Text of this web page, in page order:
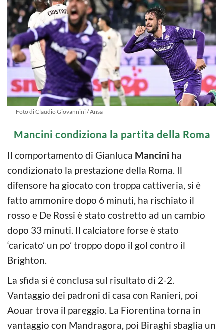
Foto di Claudio Giovannini / Ansa
Mancini condiziona la partita della Roma
Il comportamento di Gianluca Mancini ha
condizionato la prestazione della Roma. Il
difensore ha giocato con troppa cattiveria, si è
fatto ammonire dopo 6 minuti, ha rischiato il
rosso e De Rossi è stato costretto ad un cambio
dopo 33 minuti. Il calciatore forse è stato
‘caricato’ un po’ troppo dopo il gol contro il
Brighton.
La sfida si è conclusa sul risultato di 2-2.
Vantaggio dei padroni di casa con Ranieri, poi
Aouar trova il pareggio. La Fiorentina torna in
vantaggio con Mandragora, poi Biraghi sbaglia un